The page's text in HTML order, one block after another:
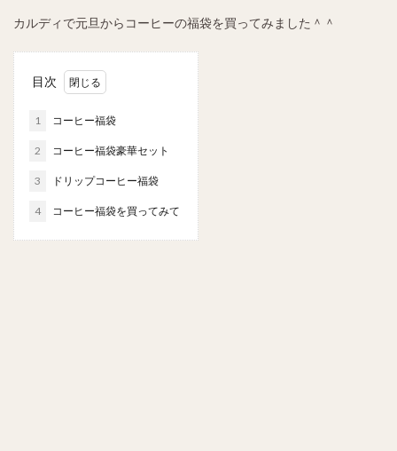
カルディで元旦からコーヒーの福袋を買ってみました＾＾
目次
1 コーヒー福袋
2 コーヒー福袋豪華セット
3 ドリップコーヒー福袋
4 コーヒー福袋を買ってみて